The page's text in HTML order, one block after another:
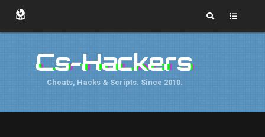
Cs-Hackers
Cheats, Hacks & Scripts. Since 2010.